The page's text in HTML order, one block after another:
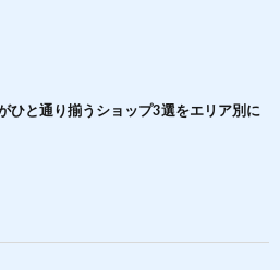
ひと通り揃うショップ3選をエリア別に